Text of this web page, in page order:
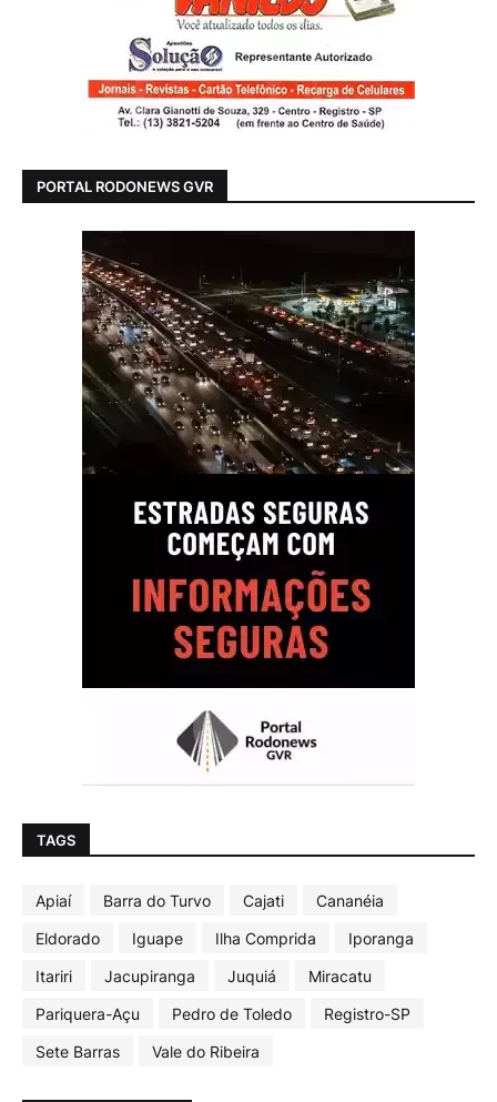
PORTAL RODONEWS GVR
TAGS
Apiaí Barra do Turvo Cajati
Cananéia
Eldorado
Iguape Ilha Comprida
Iporanga
Itariri
Jacupiranga Juquiá
Miracatu
Pariquera-Açu
Pedro de Toledo
Registro-SP
Sete Barras
Vale do Ribeira